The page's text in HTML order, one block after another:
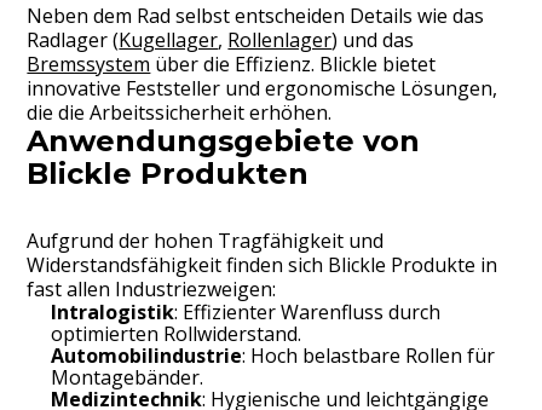
Neben dem Rad selbst entscheiden Details wie das
Radlager (Kugellager, Rollenlager) und das
Bremssystem über die Effizienz. Blickle bietet
innovative Feststeller und ergonomische Lösungen,
die die Arbeitssicherheit erhöhen.
Anwendungsgebiete von
Blickle Produkten
Aufgrund der hohen Tragfähigkeit und
Widerstandsfähigkeit finden sich Blickle Produkte in
fast allen Industriezweigen:
Intralogistik: Effizienter Warenfluss durch
optimierten Rollwiderstand.
Automobilindustrie: Hoch belastbare Rollen für
Montagebänder.
Medizintechnik: Hygienische und leichtgängige